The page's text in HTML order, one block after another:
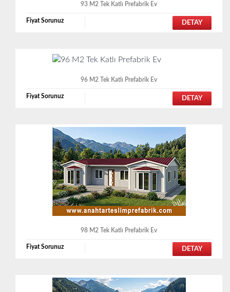
93 M2 Tek Katlı Prefabrik Ev
Fiyat Sorunuz DETAY
96 M2 Tek Katlı Prefabrik Ev
Fiyat Sorunuz DETAY
98 M2 Tek Katlı Prefabrik Ev
Fiyat Sorunuz DETAY